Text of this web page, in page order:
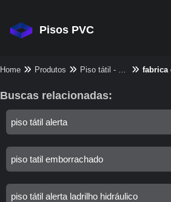
Pisos PVC
Home Produtos Piso tátil - Categoria
Buscas relacionadas:
piso tátil alerta
piso tatil emborrachado
piso tátil alerta ladrilho hidráulico